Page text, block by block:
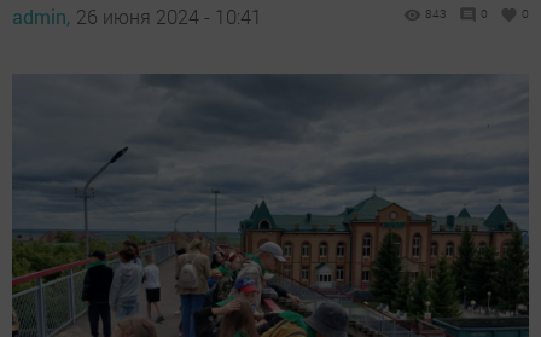
admin, 26 июня 2024 - 10:41 843 0 0